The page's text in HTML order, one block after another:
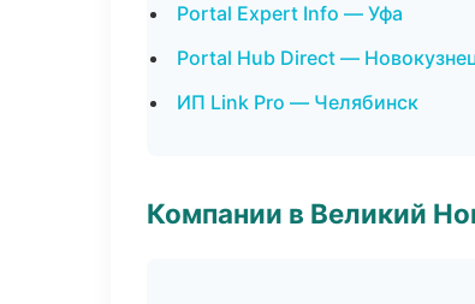
Portal Expert Info — Уфа
Portal Hub Direct —
ИП Link Pro — Челябинск
Компании в Великий